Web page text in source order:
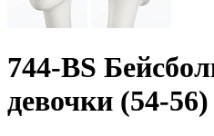
744-BS
девочки (54-56)